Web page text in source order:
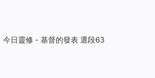
今日靈修 - 基督的發表 選段63